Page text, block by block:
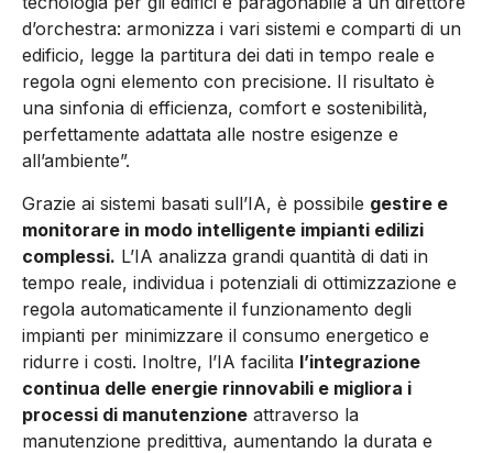
d’orchestra: armonizza i vari sistemi e comparti di un
edificio, legge la partitura dei dati in tempo reale e
regola ogni elemento con precisione. Il risultato è
una sinfonia di efficienza, comfort e sostenibilità,
perfettamente adattata alle nostre esigenze e
all’ambiente”.
Grazie ai sistemi basati sull’IA, è possibile gestire e
monitorare in modo intelligente impianti edilizi
complessi. L’IA analizza grandi quantità di dati in
tempo reale, individua i potenziali di ottimizzazione e
regola automaticamente il funzionamento degli
impianti per minimizzare il consumo energetico e
ridurre i costi. Inoltre, l’IA facilita l’integrazione
continua delle energie rinnovabili e migliora i
processi di manutenzione attraverso la
manutenzione predittiva, aumentando la durata e